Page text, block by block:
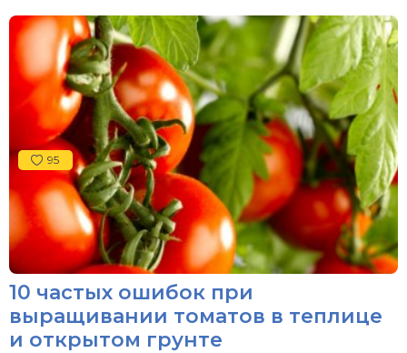
95
10 частых ошибок при
выращивании томатов в теплице
и открытом грунте